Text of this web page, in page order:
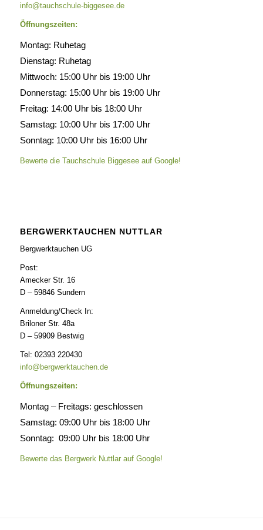
info@tauchschule-biggesee.de
Öffnungszeiten:
Montag: Ruhetag
Dienstag: Ruhetag
Mittwoch: 15:00 Uhr bis 19:00 Uhr
Donnerstag: 15:00 Uhr bis 19:00 Uhr
Freitag: 14:00 Uhr bis 18:00 Uhr
Samstag: 10:00 Uhr bis 17:00 Uhr
Sonntag: 10:00 Uhr bis 16:00 Uhr
Bewerte die Tauchschule Biggesee auf Google!
BERGWERKTAUCHEN NUTTLAR
Bergwerktauchen UG
Post:
Amecker Str. 16
D – 59846 Sundern
Anmeldung/Check In:
Briloner Str. 48a
D – 59909 Bestwig
Tel: 02393 220430
info@bergwerktauchen.de
Öffnungszeiten:
Montag – Freitags: geschlossen
Samstag: 09:00 Uhr bis 18:00 Uhr
Sonntag: 09:00 Uhr bis 18:00 Uhr
Bewerte das Bergwerk Nuttlar auf Google!